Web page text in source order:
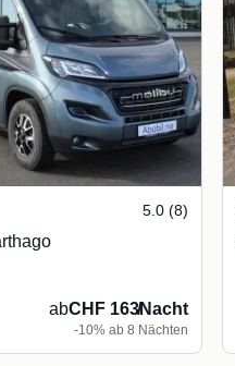
5.0 (8)
abCHF 163/Nacht
-10% ab 8 Nächten